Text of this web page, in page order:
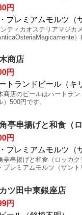
円
プレミアムモルツ（
ティカオステリアマジカ
商店
円
トランドビール（キ
商店のビールはハートラ
）500円です。
亭串揚げと和食（
円
プレミアムモルツ（
亭串揚げと和食（ロッカ
プレミアムモルツ（サント
ツ田中東銀座店
円